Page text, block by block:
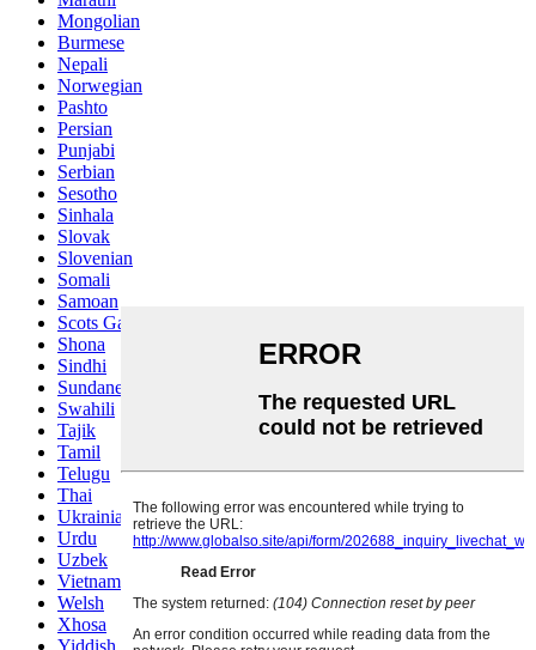
Mongolian
Burmese
Nepali
Norwegian
Pashto
Persian
Punjabi
Serbian
Sesotho
Sinhala
Slovak
Slovenian
Somali
Samoan
Scots Gaelic
Shona
Sindhi
Sundanese
Swahili
Tajik
Tamil
Telugu
Thai
Ukrainian
Urdu
Uzbek
Vietnamese
Welsh
Xhosa